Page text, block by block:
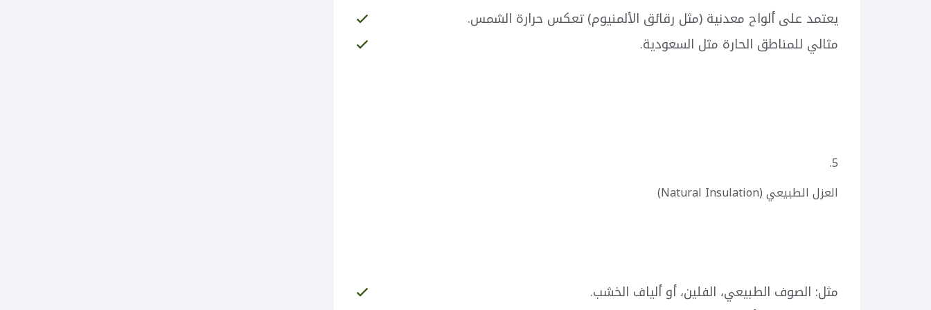
يعتمد على ألواح معدنية (مثل رقائق الألمنيوم) تعكس حرارة الشمس.
مثالي للمناطق الحارة مثل السعودية.
5.
العزل الطبيعي (Natural Insulation)
مثل: الصوف الطبيعي، الفلين، أو ألياف الخشب.